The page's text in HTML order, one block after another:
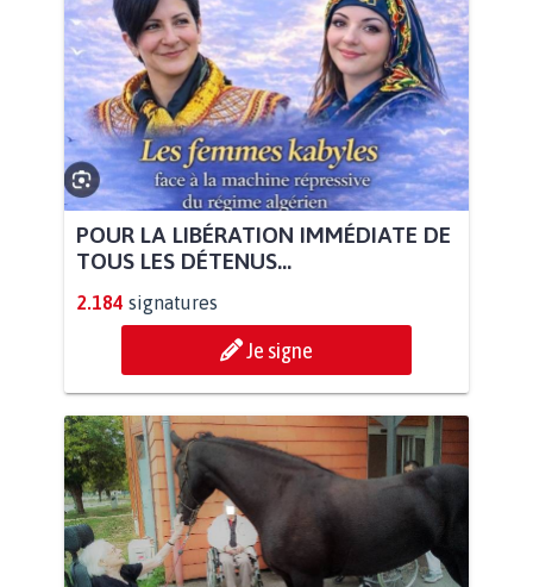
POUR LA LIBÉRATION IMMÉDIATE DE
TOUS LES DÉTENUS...
2.184 signatures
Je signe